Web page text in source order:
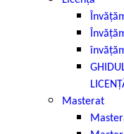
Masterat